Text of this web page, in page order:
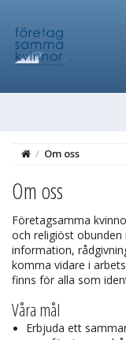
/ Om oss
Om oss
Företagsamma
och religiöst
information,
komma vidare i
finns för alla som
Våra mål
Erbjuda ett